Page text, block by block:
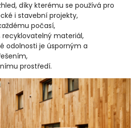
díky kterému se používá pro
i stavební projekty,
počasí,
recyklovatelný materiál,
odolnosti je úsporným a
prostředí.